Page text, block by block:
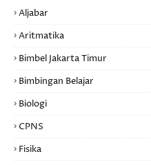
Aljabar
Aritmatika
Bimbel Jakarta Timur
Bimbingan Belajar
Biologi
CPNS
Fisika